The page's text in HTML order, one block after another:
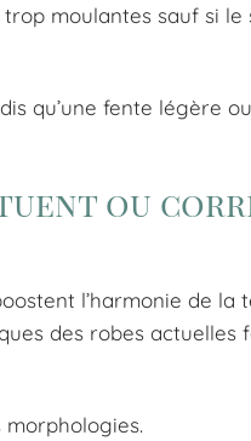
moulantes sauf si
qu’une fente légère
ou
l’harmonie de la
des robes actuelles